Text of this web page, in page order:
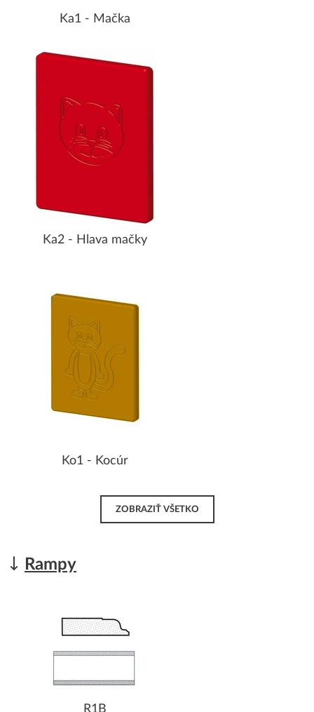
Ka1 - Mačka
Ka2 - Hlava mačky
Ko1 - Kocúr
ZOBRAZIŤ VŠETKO
Rampy
R1B